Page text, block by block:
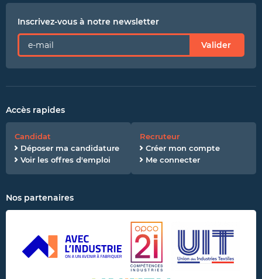
Inscrivez-vous à notre newsletter
Valider
Accès rapides
Candidat
Déposer ma candidature
Voir les offres d'emploi
Recruteur
Créer mon compte
Me connecter
Nos partenaires